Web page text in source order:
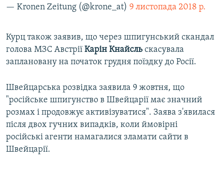
— Kronen Zeitung (@krone_at) 9 листопада 2018 р.
Курц також заявив, що через шпигунський скандал
голова МЗС Австрії Карін Кнайсль скасувала
заплановану на початок грудня поїздку до Росії.
Швейцарська розвідка заявила 9 жовтня, що
"російське шпигунство в Швейцарії має значний
розмах і продовжує активізуватися". Заява з'явилася
після двох гучних випадків, коли ймовірні
російські агенти намагалися зламати сайти в
Швейцарії.